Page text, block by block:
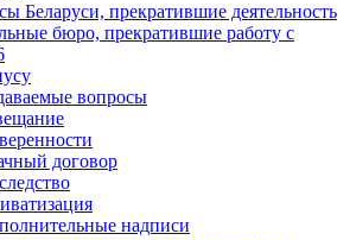
Беларуси, прекратившие деятельность
бюро, прекратившие работу с
вопросы
договор
надписи